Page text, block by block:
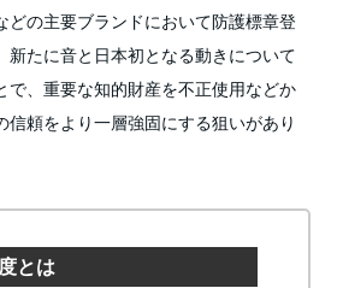
どの主要ブランドにおいて防護標章登
新たに音と日本初となる動きについて
で、重要な知的財産を不正使用などか
信頼をより一層強固にする狙いがあり
とは